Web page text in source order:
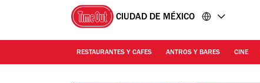
CIUDAD DE MÉXICO
RESTAURANTES Y CAFES ANTROS Y BARES CINE